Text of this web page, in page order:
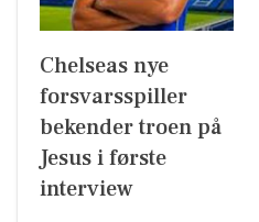
Chelseas nye
forsvarsspiller
bekender troen på
Jesus i første
interview